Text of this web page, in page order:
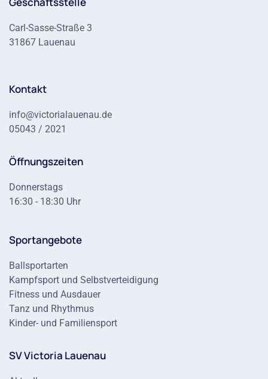
Carl-Sasse-Straße 3
31867 Lauenau
Kontakt
info@victorialauenau.de
05043 / 2021
Öffnungszeiten
Donnerstags
16:30 - 18:30 Uhr
Sportangebote
Ballsportarten
Kampfsport und Selbstverteidigung
Fitness und Ausdauer
Tanz und Rhythmus
Kinder- und Familiensport
SV Victoria Lauenau